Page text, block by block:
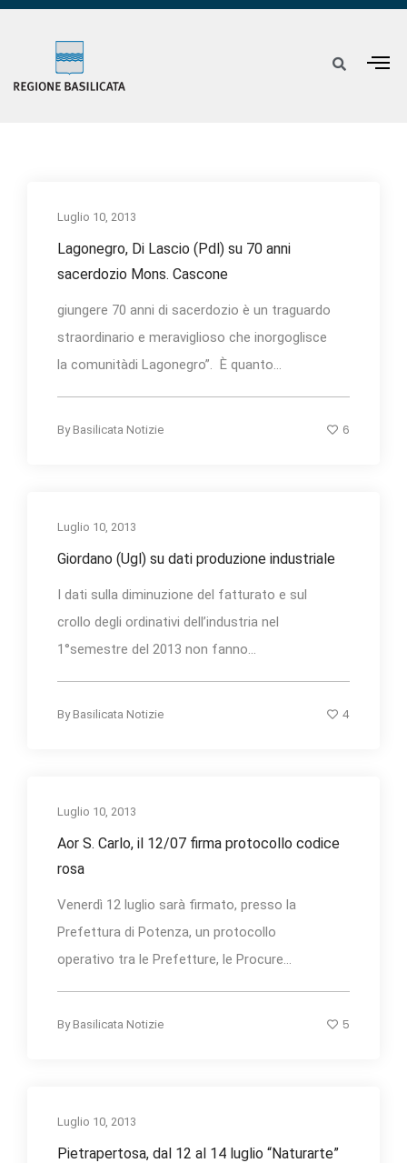
Luglio 10, 2013
Lagonegro, Di Lascio (Pdl) su 70 anni
sacerdozio Mons. Cascone
giungere 70 anni di sacerdozio è un traguardo
straordinario e meraviglioso che inorgoglisce
la comunitàdi Lagonegro”. È quanto...
By Basilicata Notizie 6
Luglio 10, 2013
Giordano (Ugl) su dati produzione industriale
I dati sulla diminuzione del fatturato e sul
crollo degli ordinativi dell’industria nel
1°semestre del 2013 non fanno...
By Basilicata Notizie 4
Luglio 10, 2013
Aor S. Carlo, il 12/07 firma protocollo codice
rosa
Venerdì 12 luglio sarà firmato, presso la
Prefettura di Potenza, un protocollo
operativo tra le Prefetture, le Procure...
By Basilicata Notizie 5
Luglio 10, 2013
Pietrapertosa, dal 12 al 14 luglio “Naturarte”